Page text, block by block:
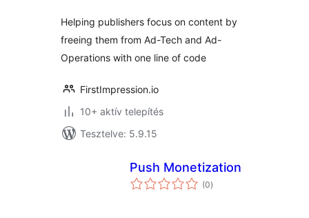
Helping publishers focus on content by
freeing them from Ad-Tech and Ad-
Operations with one line of code
FirstImpression.io
10+ aktív telepítés
Tesztelve: 5.9.15
Push Monetization
(0értékelés
összesen
)